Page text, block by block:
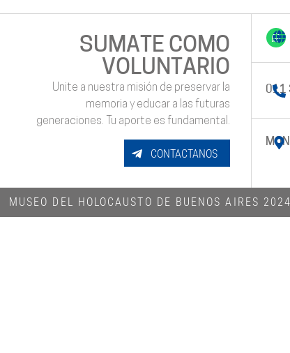
SUMATE COMO
VOLUNTARIO
Unite a nuestra misión de preservar la
memoria y educar a las futuras
generaciones. Tu aporte es fundamental.
CONTACTANOS
011
MUSEO DEL HOLOCAUSTO DE BUENOS AIRES